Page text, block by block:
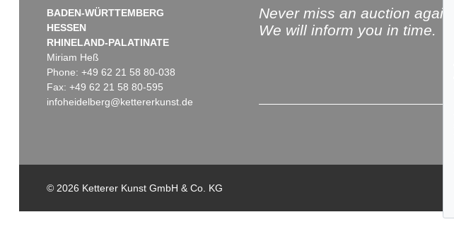
BADEN-WÜRTTEMBERG
HESSEN
RHINELAND-PALATINATE
Miriam Heß
Phone: +49 62 21 58 80-038
Fax: +49 62 21 58 80-595
infoheidelberg@kettererkunst.de
Never miss an auction again!
We will inform you in time.
© 2026 Ketterer Kunst GmbH & Co. KG